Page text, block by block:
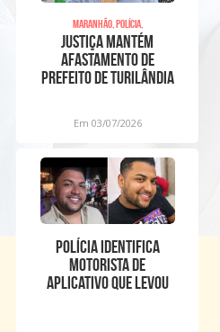
Maranhão, Polícia,
Justiça mantém
afastamento de
prefeito de Turilândia
Em 03/07/2026
Polícia identifica
motorista de
aplicativo que levou